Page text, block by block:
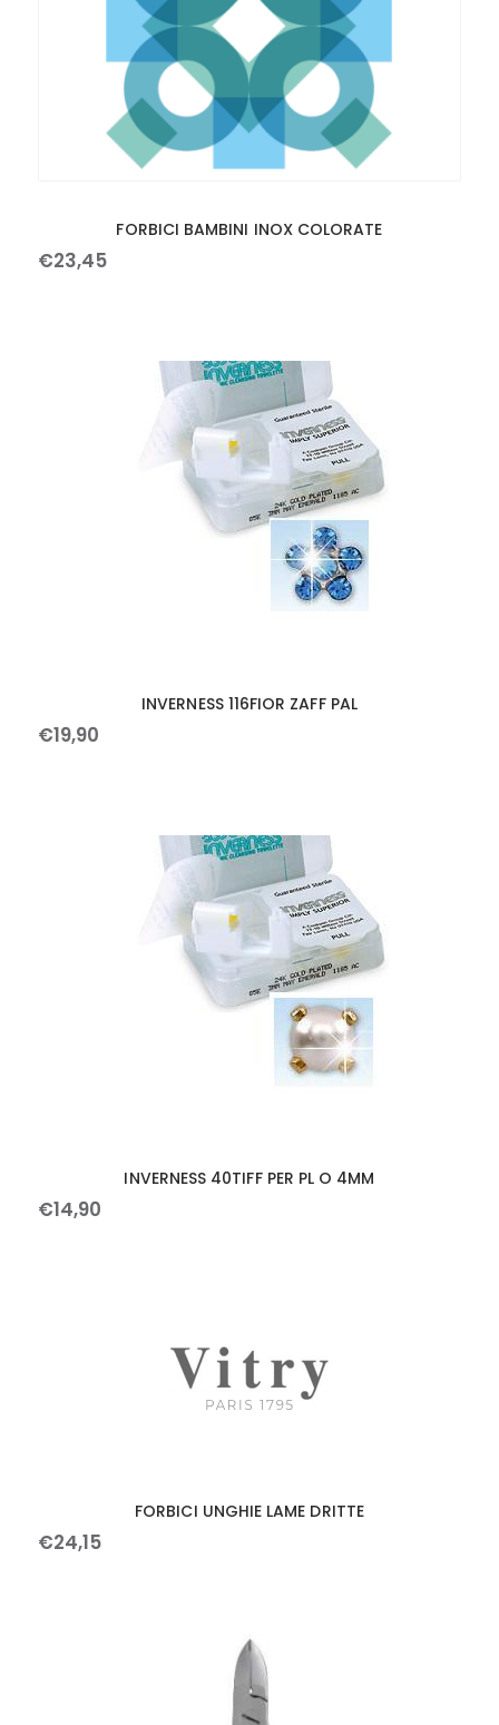
FORBICI BAMBINI INOX COLORATE
€23,45
INVERNESS 116FIOR ZAFF PAL
€19,90
INVERNESS 40TIFF PER PL O 4MM
€14,90
FORBICI UNGHIE LAME DRITTE
€24,15